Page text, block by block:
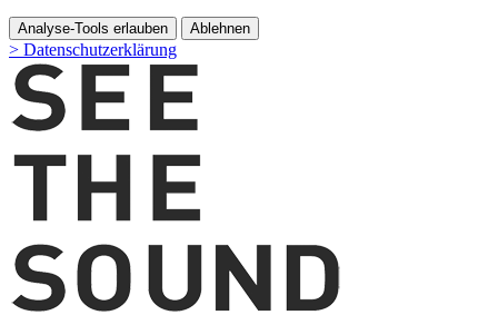
Analyse-Tools erlauben Ablehnen
> Datenschutzerklärung